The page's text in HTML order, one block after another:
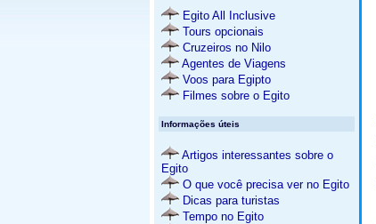
Egito All Inclusive
Tours opcionais
Cruzeiros no Nilo
Agentes de Viagens
Voos para Egipto
Filmes sobre o Egito
Informações úteis
Artigos interessantes sobre o
Egito
O que você precisa ver no Egito
Dicas para turistas
Tempo no Egito